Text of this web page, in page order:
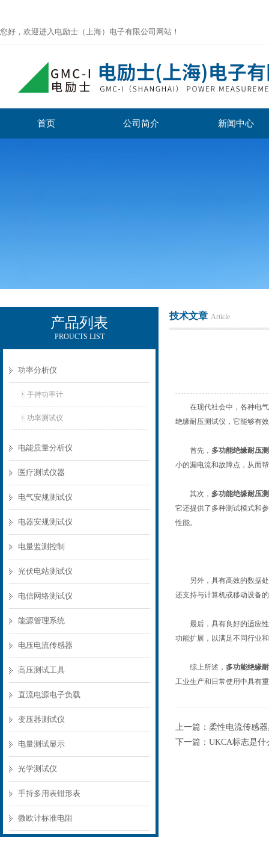
您好，欢迎进入电励士（上海）电子有限公司网站！
首页 公司简介 新闻中心
产品列表
PROUCTS LIST
功率分析仪
手持功率计
功率测试仪
电能质量分析仪
医疗测试仪器
电气安规测试仪
电器安规测试仪
电量监测控制
光伏电站测试仪
电信网络测试仪
能源管理系统
电压电流传感器
高压测试工具
直流电源电子负载
变压器测试仪
电量测试显示
光学测试仪
手持多用表钳形表
微欧计标准电阻
技术文章 Article
在现代社会中，各种电气
绝缘耐压测试仪，它能够有
首先， 多功能绝缘耐压
小的漏电流和故障点，从而
其次， 多功能绝缘耐压
它还提供了多种测试模式和
性能。
另外，具有高效的数据处
还支持与计算机或移动设备
最后，具有良好的适应性
功能扩展，以满足不同行业
综上所述， 多功能绝缘
工业生产和日常使用中具有
上一篇： 柔性电流传感
下一篇： UKCA标志是什